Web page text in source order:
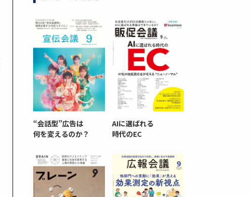
“会話型”広告は
何を変えるのか？
AIに選ばれる
時代のEC